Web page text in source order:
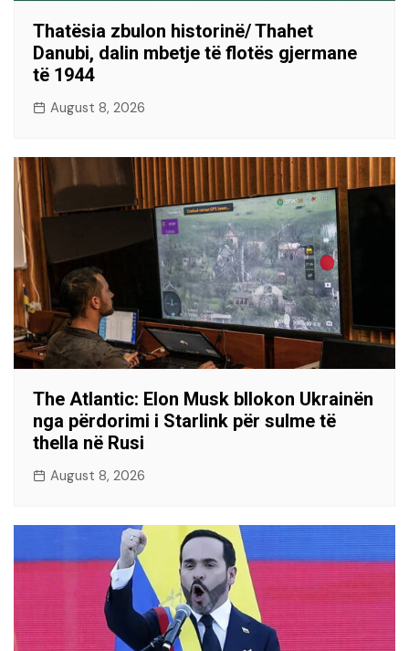
Thatësia zbulon historinë/ Thahet
Danubi, dalin mbetje të flotës gjermane
të 1944
August 8, 2026
The Atlantic: Elon Musk bllokon Ukrainën
nga përdorimi i Starlink për sulme të
thella në Rusi
August 8, 2026